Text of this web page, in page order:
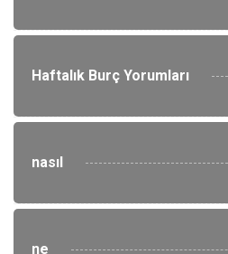
Haftalık Burç Yorumları
nasıl
ne